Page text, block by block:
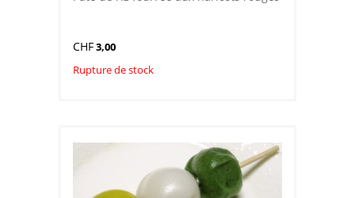
CHF3,00
Rupture de stock